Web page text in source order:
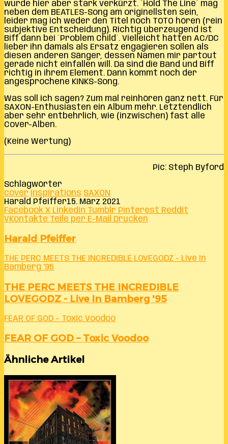
wurde hier aber stark verkürzt. ´Hold The Line´ mag
neben dem BEATLES-Song am originellsten sein,
leider mag ich weder den Titel noch TOTO hören (rein
subjektive Entscheidung). Richtig überzeugend ist
Biff dann bei ´Problem Child´. Vielleicht hätten AC/DC
lieber ihn damals als Ersatz engagieren sollen als
diesen anderen Sänger, dessen Namen mir partout
gerade nicht einfallen will. Da sind die Band und Biff
richtig in ihrem Element. Dann kommt noch der
angesprochene KINKS-Song.
Was soll ich sagen? Zum mal reinhören ganz nett. Für
SAXON-Enthusiasten ein Album mehr. Letztendlich
aber sehr entbehrlich, wie (inzwischen) fast alle
Cover-Alben.
(Keine Wertung)
Pic: Steph Byford
Schlagwörter
cover Inspirations SAXON
Harald Pfeiffer15. März 2021
Facebook X LinkedIn Tumblr Pinterest Reddit
VKontakte Teile per E-Mail Drucken
Harald Pfeiffer
THE PERC MEETS THE INCREDIBLE LOVEGODZ - Live In
Bamberg '95
THE PERC MEETS THE INCREDIBLE
LOVEGODZ - Live In Bamberg '95
FEAR OF GOD – Toxic Voodoo
FEAR OF GOD – Toxic Voodoo
Ähnliche Artikel